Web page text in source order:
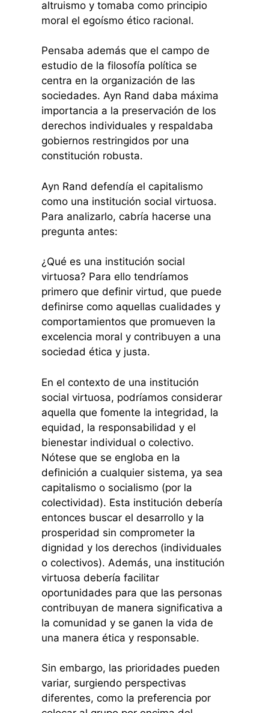
altruismo y tomaba como principio
moral el egoísmo ético racional.
Pensaba además que el campo de
estudio de la filosofía política se
centra en la organización de las
sociedades. Ayn Rand daba máxima
importancia a la preservación de los
derechos individuales y respaldaba
gobiernos restringidos por una
constitución robusta.
Ayn Rand defendía el capitalismo
como una institución social virtuosa.
Para analizarlo, cabría hacerse una
pregunta antes:
¿Qué es una institución social
virtuosa? Para ello tendríamos
primero que definir virtud, que puede
definirse como aquellas cualidades y
comportamientos que promueven la
excelencia moral y contribuyen a una
sociedad ética y justa.
En el contexto de una institución
social virtuosa, podríamos considerar
aquella que fomente la integridad, la
equidad, la responsabilidad y el
bienestar individual o colectivo.
Nótese que se engloba en la
definición a cualquier sistema, ya sea
capitalismo o socialismo (por la
colectividad). Esta institución debería
entonces buscar el desarrollo y la
prosperidad sin comprometer la
dignidad y los derechos (individuales
o colectivos). Además, una institución
virtuosa debería facilitar
oportunidades para que las personas
contribuyan de manera significativa a
la comunidad y se ganen la vida de
una manera ética y responsable.
Sin embargo, las prioridades pueden
variar, surgiendo perspectivas
diferentes, como la preferencia por